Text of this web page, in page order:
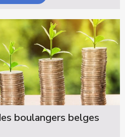
boulangers belges